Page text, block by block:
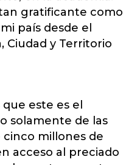
gratificante como
país desde el
Ciudad y Territorio
este es el
solamente de las
cinco millones de
acceso al preciado